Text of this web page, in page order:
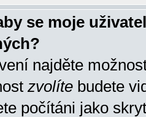
se moje
najděte
zvolíte budete
počítáni jako